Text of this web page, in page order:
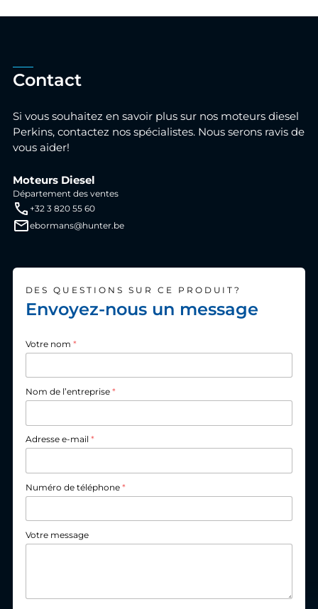
Contact
Si vous souhaitez en savoir plus sur nos moteurs diesel
Perkins, contactez nos spécialistes. Nous serons ravis de
vous aider!
Moteurs Diesel
Département des ventes
+32 3 820 55 60
ebormans@hunter.be
DES QUESTIONS SUR CE PRODUIT?
Envoyez-nous un message
Votre nom *
Nom de l’entreprise *
Adresse e-mail *
Numéro de téléphone *
Votre message